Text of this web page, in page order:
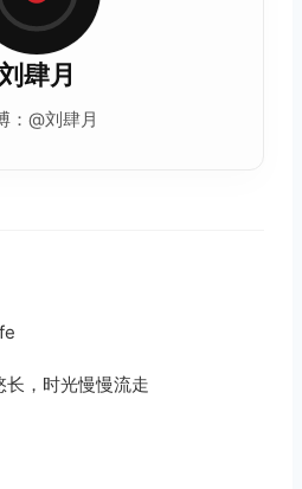
肆月
：@刘肆月
，时光慢慢流走